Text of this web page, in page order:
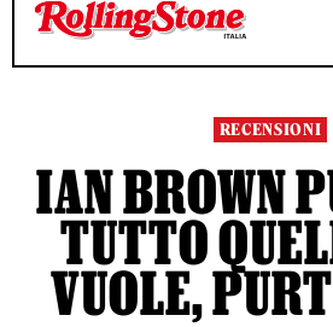
TEMPO DI LETTURA 4 MINUTI
TEMPO DI LETTURA 4 MINUTI
RECENSIONI
IAN BROWN
TUTTO
VUOLE,